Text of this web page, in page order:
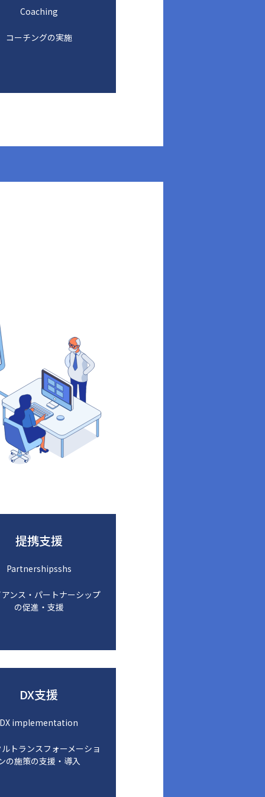
Coaching
コーチングの実施
提携支援
Partnershipsshs
ンス・パートナーシップ
の促進・支援
DX支援
DX implementation
トランスフォーメーショ
の施策の支援・導入